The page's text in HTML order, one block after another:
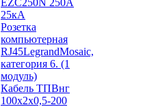
EZC250N 250А
25кА
Розетка
компьютерная
RJ45LegrandMosaic,
категория 6. (1
модуль)
Кабель ТПВнг
100х2х0,5-200